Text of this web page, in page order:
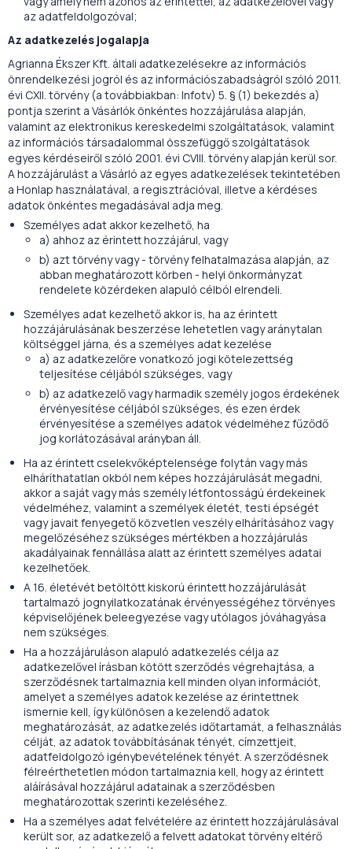
az adatfeldolgozóval;
Az adatkezelés jogalapja
Agrianna Ékszer Kft. általi adatkezelésekre az információs
önrendelkezési jogról és az információszabadságról szóló 2011.
évi CXII. törvény (a továbbiakban: Infotv) 5. § (1) bekezdés a)
pontja szerint a Vásárlók önkéntes hozzájárulása alapján,
valamint az elektronikus kereskedelmi szolgáltatások, valamint
az információs társadalommal összefüggő szolgáltatások
egyes kérdéseiről szóló 2001. évi CVIII. törvény alapján kerül sor.
A hozzájárulást a Vásárló az egyes adatkezelések tekintetében
a Honlap használatával, a regisztrációval, illetve a kérdéses
adatok önkéntes megadásával adja meg.
Személyes adat akkor kezelhető, ha
a) ahhoz az érintett hozzájárul, vagy
b) azt törvény vagy - törvény felhatalmazása alapján, az
abban meghatározott körben - helyi önkormányzat
rendelete közérdeken alapuló célból elrendeli.
Személyes adat kezelhető akkor is, ha az érintett
hozzájárulásának beszerzése lehetetlen vagy aránytalan
költséggel járna, és a személyes adat kezelése
a) az adatkezelőre vonatkozó jogi kötelezettség
teljesítése céljából szükséges, vagy
b) az adatkezelő vagy harmadik személy jogos érdekének
érvényesítése céljából szükséges, és ezen érdek
érvényesítése a személyes adatok védelméhez fűződő
jog korlátozásával arányban áll.
Ha az érintett cselekvőképtelensége folytán vagy más
elháríthatatlan okból nem képes hozzájárulását megadni,
akkor a saját vagy más személy létfontosságú érdekeinek
védelméhez, valamint a személyek életét, testi épségét
vagy javait fenyegető közvetlen veszély elhárításához vagy
megelőzéséhez szükséges mértékben a hozzájárulás
akadályainak fennállása alatt az érintett személyes adatai
kezelhetőek.
A 16. életévét betöltött kiskorú érintett hozzájárulását
tartalmazó jognyilatkozatának érvényességéhez törvényes
képviselőjének beleegyezése vagy utólagos jóváhagyása
nem szükséges.
Ha a hozzájáruláson alapuló adatkezelés célja az
adatkezelővel írásban kötött szerződés végrehajtása, a
szerződésnek tartalmaznia kell minden olyan információt,
amelyet a személyes adatok kezelése az érintettnek
ismernie kell, így különösen a kezelendő adatok
meghatározását, az adatkezelés időtartamát, a felhasználás
célját, az adatok továbbításának tényét, címzettjeit,
adatfeldolgozó igénybevételének tényét. A szerződésnek
félreérthetetlen módon tartalmaznia kell, hogy az érintett
aláírásával hozzájárul adatainak a szerződésben
meghatározottak szerinti kezeléséhez.
Ha a személyes adat felvételére az érintett hozzájárulásával
került sor, az adatkezelő a felvett adatokat törvény eltérő